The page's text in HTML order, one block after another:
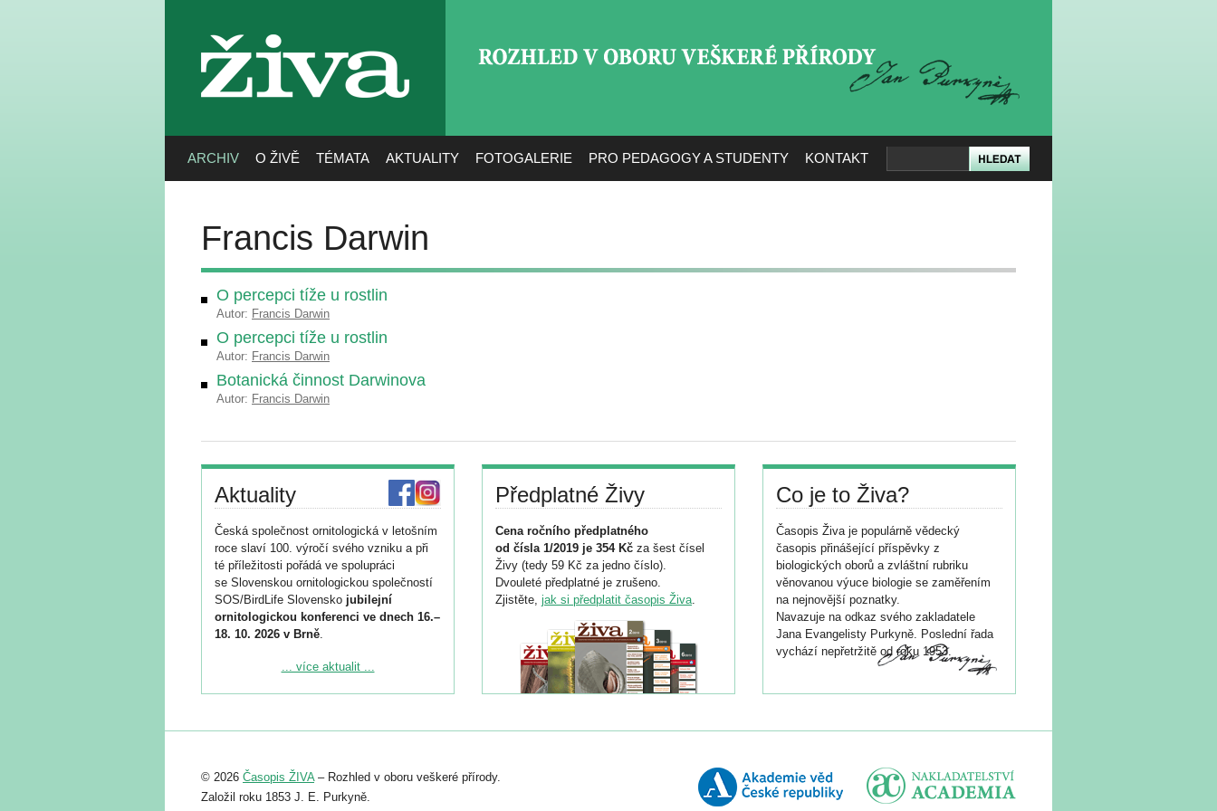
živa
ARCHIV O ŽIVĚ TÉMATA AKTUALITY FOTOGALERIE PRO PEDAGOGY A STUDENTY KONTAKT
Francis Darwin
O percepci tíže u rostlin
Autor: Francis Darwin
O percepci tíže u rostlin
Autor: Francis Darwin
Botanická činnost Darwinova
Autor: Francis Darwin
Aktuality
Česká společnost ornitologická v letošním
roce slaví 100. výročí svého vzniku a při
té příležitosti pořádá ve spolupráci
se Slovenskou ornitologickou společností
SOS/BirdLife Slovensko jubilejní
ornitologickou konferenci ve dnech 16.–
18. 10. 2026 v Brně.
Podrobnější informace ke konferenci
Registrovat se můžete do 6. září.
abstraktu přihlášené přednášky nebo
posteru je už 30. června.
... více aktualit ...
Předplatné Živy
Cena ročního předplatného
od čísla 1/2019 je 354 Kč za šest čísel
Živy (tedy 59 Kč za jedno číslo).
Dvouleté předplatné je zrušeno.
Zjistěte, jak si předplatit časopis Živa.
Co je to Živa?
Časopis Živa je populárně vědecký
časopis přinášející příspěvky z
biologických oborů a zvláštní rubriku
věnovanou výuce biologie se zaměřením
na nejnovější poznatky.
Navazuje na odkaz svého zakladatele
Jana Evangelisty Purkyně. Poslední řada
vychází nepřetržitě od roku 1953.
© 2026 Časopis ŽIVA– Rozhled v oboru veškeré přírody.
Založil roku 1853 J. E. Purkyně.